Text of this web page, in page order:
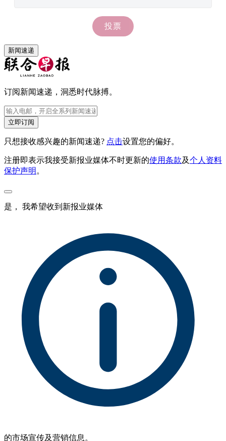
新闻速递
订阅新闻速递，洞悉时代脉搏。
立即订阅
只想接收感兴趣的新闻速递? 点击设置您的偏好。
注册即表示我接受新报业媒体不时更新的使用条款及个人资料
保护声明 。
是， 我希望收到新报业媒体
的市场宣传及营销信息。